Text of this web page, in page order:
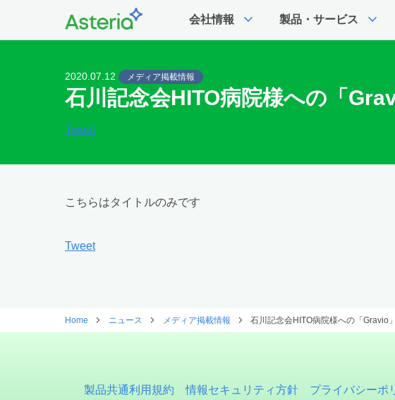
会社情報 expand_more 製品・サービス expand_more
2020.07.12 メディア掲載情報
石川記念会HITO病院様への「
Tweet
こちらはタイトルのみです
Tweet
Home ニュース メディア掲載情報 石川記念会HITO病院様への「Gravio
製品共通利用規約 情報セキュリティ方針 プライバシーポ